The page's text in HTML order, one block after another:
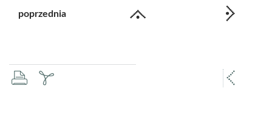
poprzednia
drukujzapisz